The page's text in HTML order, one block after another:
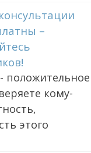
–
положительное
кому-
этого